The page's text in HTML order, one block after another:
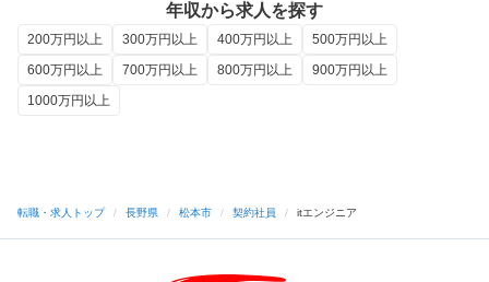
年収から求人を探す
200万円以上 300万円以上 400万円以上
500万円以上
600万円以上
700万円以上 800万円以上
900万円以上
1000万円以上
転職・求人トップ / 長野県 / 松本市 / 契約社員 / itエンジニア